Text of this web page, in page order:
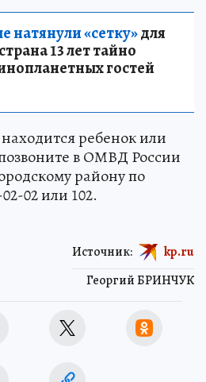
«сетку»для
13 лет тайно
гостей
ребенок или
в ОМВД России
району по
02 или 102.
Георгий БРИНЧУК
Источник: kp.ru